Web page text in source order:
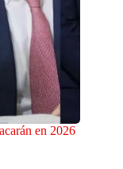
en 2026